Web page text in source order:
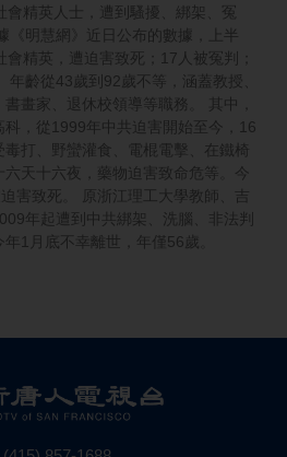
會精英人士，遭到騷擾、綁架、冤
《明慧網》近日公布的數據，上半
精英，遭迫害致死；17人被冤判；
齡從43歲到92歲不等，涵蓋教授、
畫家、退休校領導等職務。 其中，
，從1999年中共迫害開始至今，16
毒打、野蠻灌食、電棍電擊、在鐵椅
六天十六夜，藥物迫害致命危等。今
害致死。 原浙江理工大學教師、吉
年起遭到中共綁架、洗腦、非法判
1月底不幸離世，年僅56歲。